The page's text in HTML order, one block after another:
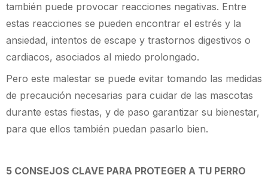
también puede provocar reacciones negativas. Entre
estas reacciones se pueden encontrar el estrés y la
ansiedad, intentos de escape y trastornos digestivos o
cardiacos, asociados al miedo prolongado.
Pero este malestar se puede evitar tomando las medidas
de precaución necesarias para cuidar de las mascotas
durante estas fiestas, y de paso garantizar su bienestar,
para que ellos también puedan pasarlo bien.
5 CONSEJOS CLAVE PARA PROTEGER A TU PERRO